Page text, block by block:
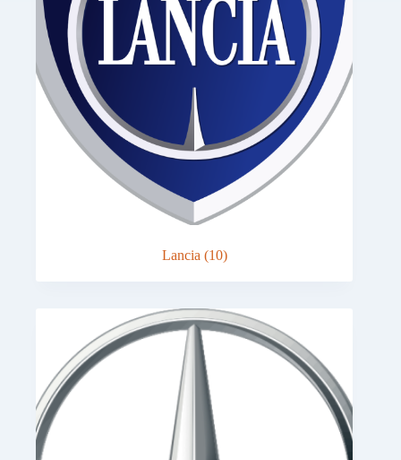
Lancia (10)